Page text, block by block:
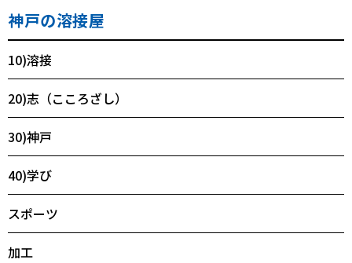
神戸の溶接屋
10)溶接
20)志（こころざし）
30)神戸
40)学び
スポーツ
加工